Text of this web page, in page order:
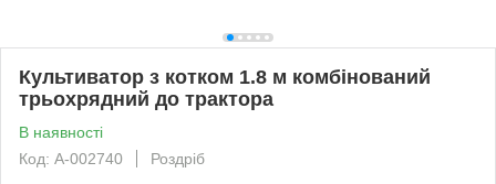
Культиватор з котком 1.8 м комбінований
трьохрядний до трактора
В наявності
Код: A-002740
Роздріб